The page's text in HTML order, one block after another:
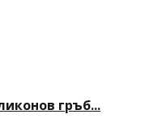
гръб...